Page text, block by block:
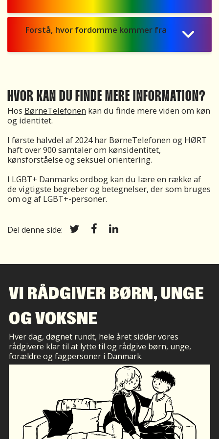
Forstå, hvor fordomme kommer fra
HVOR KAN DU FINDE MERE INFORMATION?
Hos BørneTelefonen kan du finde mere viden om køn
og identitet.
I første halvdel af 2024 har BørneTelefonen og HØRT
haft over 900 samtaler om kønsidentitet,
kønsforståelse og seksuel orientering.
I LGBT+ Danmarks ordbog kan du lære en række af
de vigtigste begreber og betegnelser, der som bruges
om og af LGBT+-personer.
Del denne side:
VI RÅDGIVER BØRN, UNGE
OG VOKSNE
Hver dag, døgnet rundt, hele året sidder vores
rådgivere klar til at lytte til og rådgive børn, unge,
forældre og fagpersoner i Danmark.